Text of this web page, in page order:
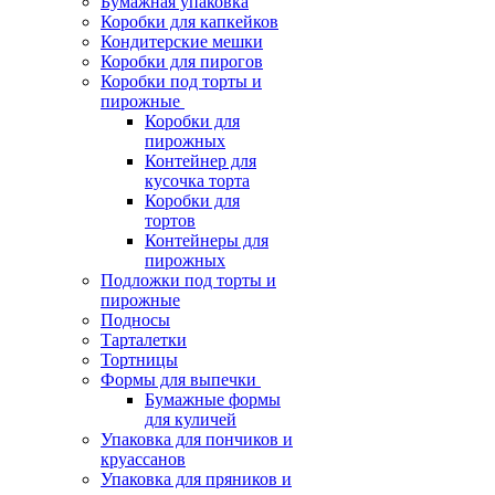
Коробки для капкейков
Кондитерские мешки
Коробки для пирогов
Коробки под торты и
пирожные
Коробки для
пирожных
Контейнер для
кусочка торта
Коробки для
тортов
Контейнеры для
пирожных
Подложки под торты и
пирожные
Подносы
Тарталетки
Тортницы
Формы для выпечки
Бумажные формы
для куличей
Упаковка для пончиков и
круассанов
Упаковка для пряников и